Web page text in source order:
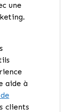
une
aide à
clients